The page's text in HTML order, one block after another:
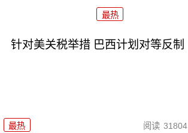
最热
针对美关税举措 巴西计划对等反制
最热 阅读 31804